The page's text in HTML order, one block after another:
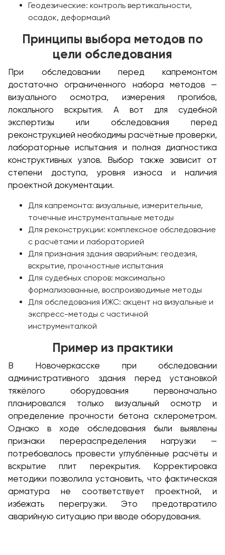
Геодезические: контроль вертикальности,
осадок, деформаций
Принципы выбора методов по
цели обследования
При обследовании перед капремонтом
достаточно ограниченного набора методов —
визуального осмотра, измерения прогибов,
локального вскрытия. А вот для судебной
экспертизы или обследования перед
реконструкцией необходимы расчётные проверки,
лабораторные испытания и полная диагностика
конструктивных узлов. Выбор также зависит от
степени доступа, уровня износа и наличия
проектной документации.
Для капремонта: визуальные, измерительные,
точечные инструментальные методы
Для реконструкции: комплексное обследование
с расчётами и лабораторией
Для признания здания аварийным: геодезия,
вскрытие, прочностные испытания
Для судебных споров: максимально
формализованные, воспроизводимые методы
Для обследования ИЖС: акцент на визуальные и
экспресс-методы с частичной
инструменталкой
Пример из практики
В Новочеркасске при обследовании
административного здания перед установкой
тяжёлого оборудования первоначально
планировался только визуальный осмотр и
определение прочности бетона склерометром.
Однако в ходе обследования были выявлены
признаки перераспределения нагрузки —
потребовалось провести углублённые расчёты и
вскрытие плит перекрытия. Корректировка
методики позволила установить, что фактическая
арматура не соответствует проектной, и
избежать перегрузки. Это предотвратило
аварийную ситуацию при вводе оборудования.